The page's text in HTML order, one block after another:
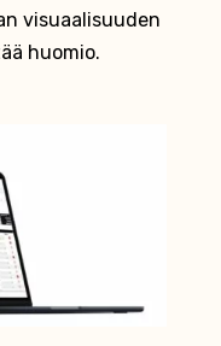
visuaalisuuden
huomio.